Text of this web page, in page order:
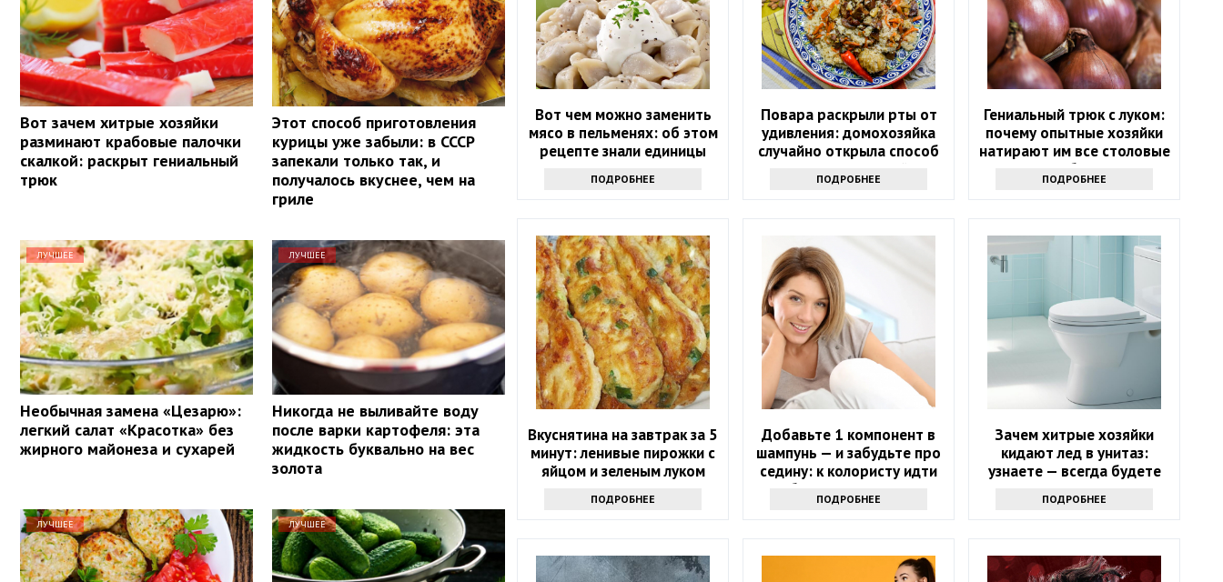
Вот зачем хитрые хозяйки
разминают крабовые палочки
скалкой: раскрыт гениальный
трюк
Этот способ приготовления
курицы уже забыли: в СССР
запекали только так, и
получалось вкуснее, чем на
гриле
ЛУЧШЕЕ
Необычная замена «Цезарю»:
легкий салат «Красотка» без
жирного майонеза и сухарей
ЛУЧШЕЕ
Никогда не выливайте воду
после варки картофеля: эта
жидкость буквально на вес
золота
ЛУЧШЕЕ ЛУЧШЕЕ
Вот чем можно заменить
мясо в пельменях: об этом
рецепте знали единицы
ПОДРОБНЕЕ
Повара раскрыли рты от
удивления: домохозяйка
случайно открыла способ
сделать рассыпчатый плов
без усилий
ПОДРОБНЕЕ
Гениальный трюк с луком:
почему опытные хозяйки
натирают им все столовые
приборы
ПОДРОБНЕЕ
Вкуснятина на завтрак за 5
минут: ленивые пирожки с
яйцом и зеленым луком
ПОДРОБНЕЕ
Добавьте 1 компонент в
шампунь — и забудьте про
седину: к колористу идти
больше не нужно
ПОДРОБНЕЕ
Зачем хитрые хозяйки
кидают лед в унитаз:
узнаете — всегда будете
ПОДРОБНЕЕ